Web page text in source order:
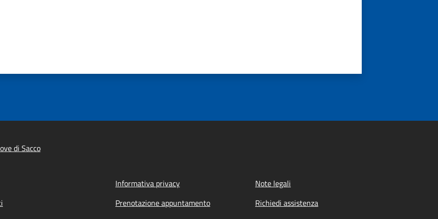
di Sacco
Informativa privacy
Note legali
Prenotazione appuntamento
Richiedi assistenza